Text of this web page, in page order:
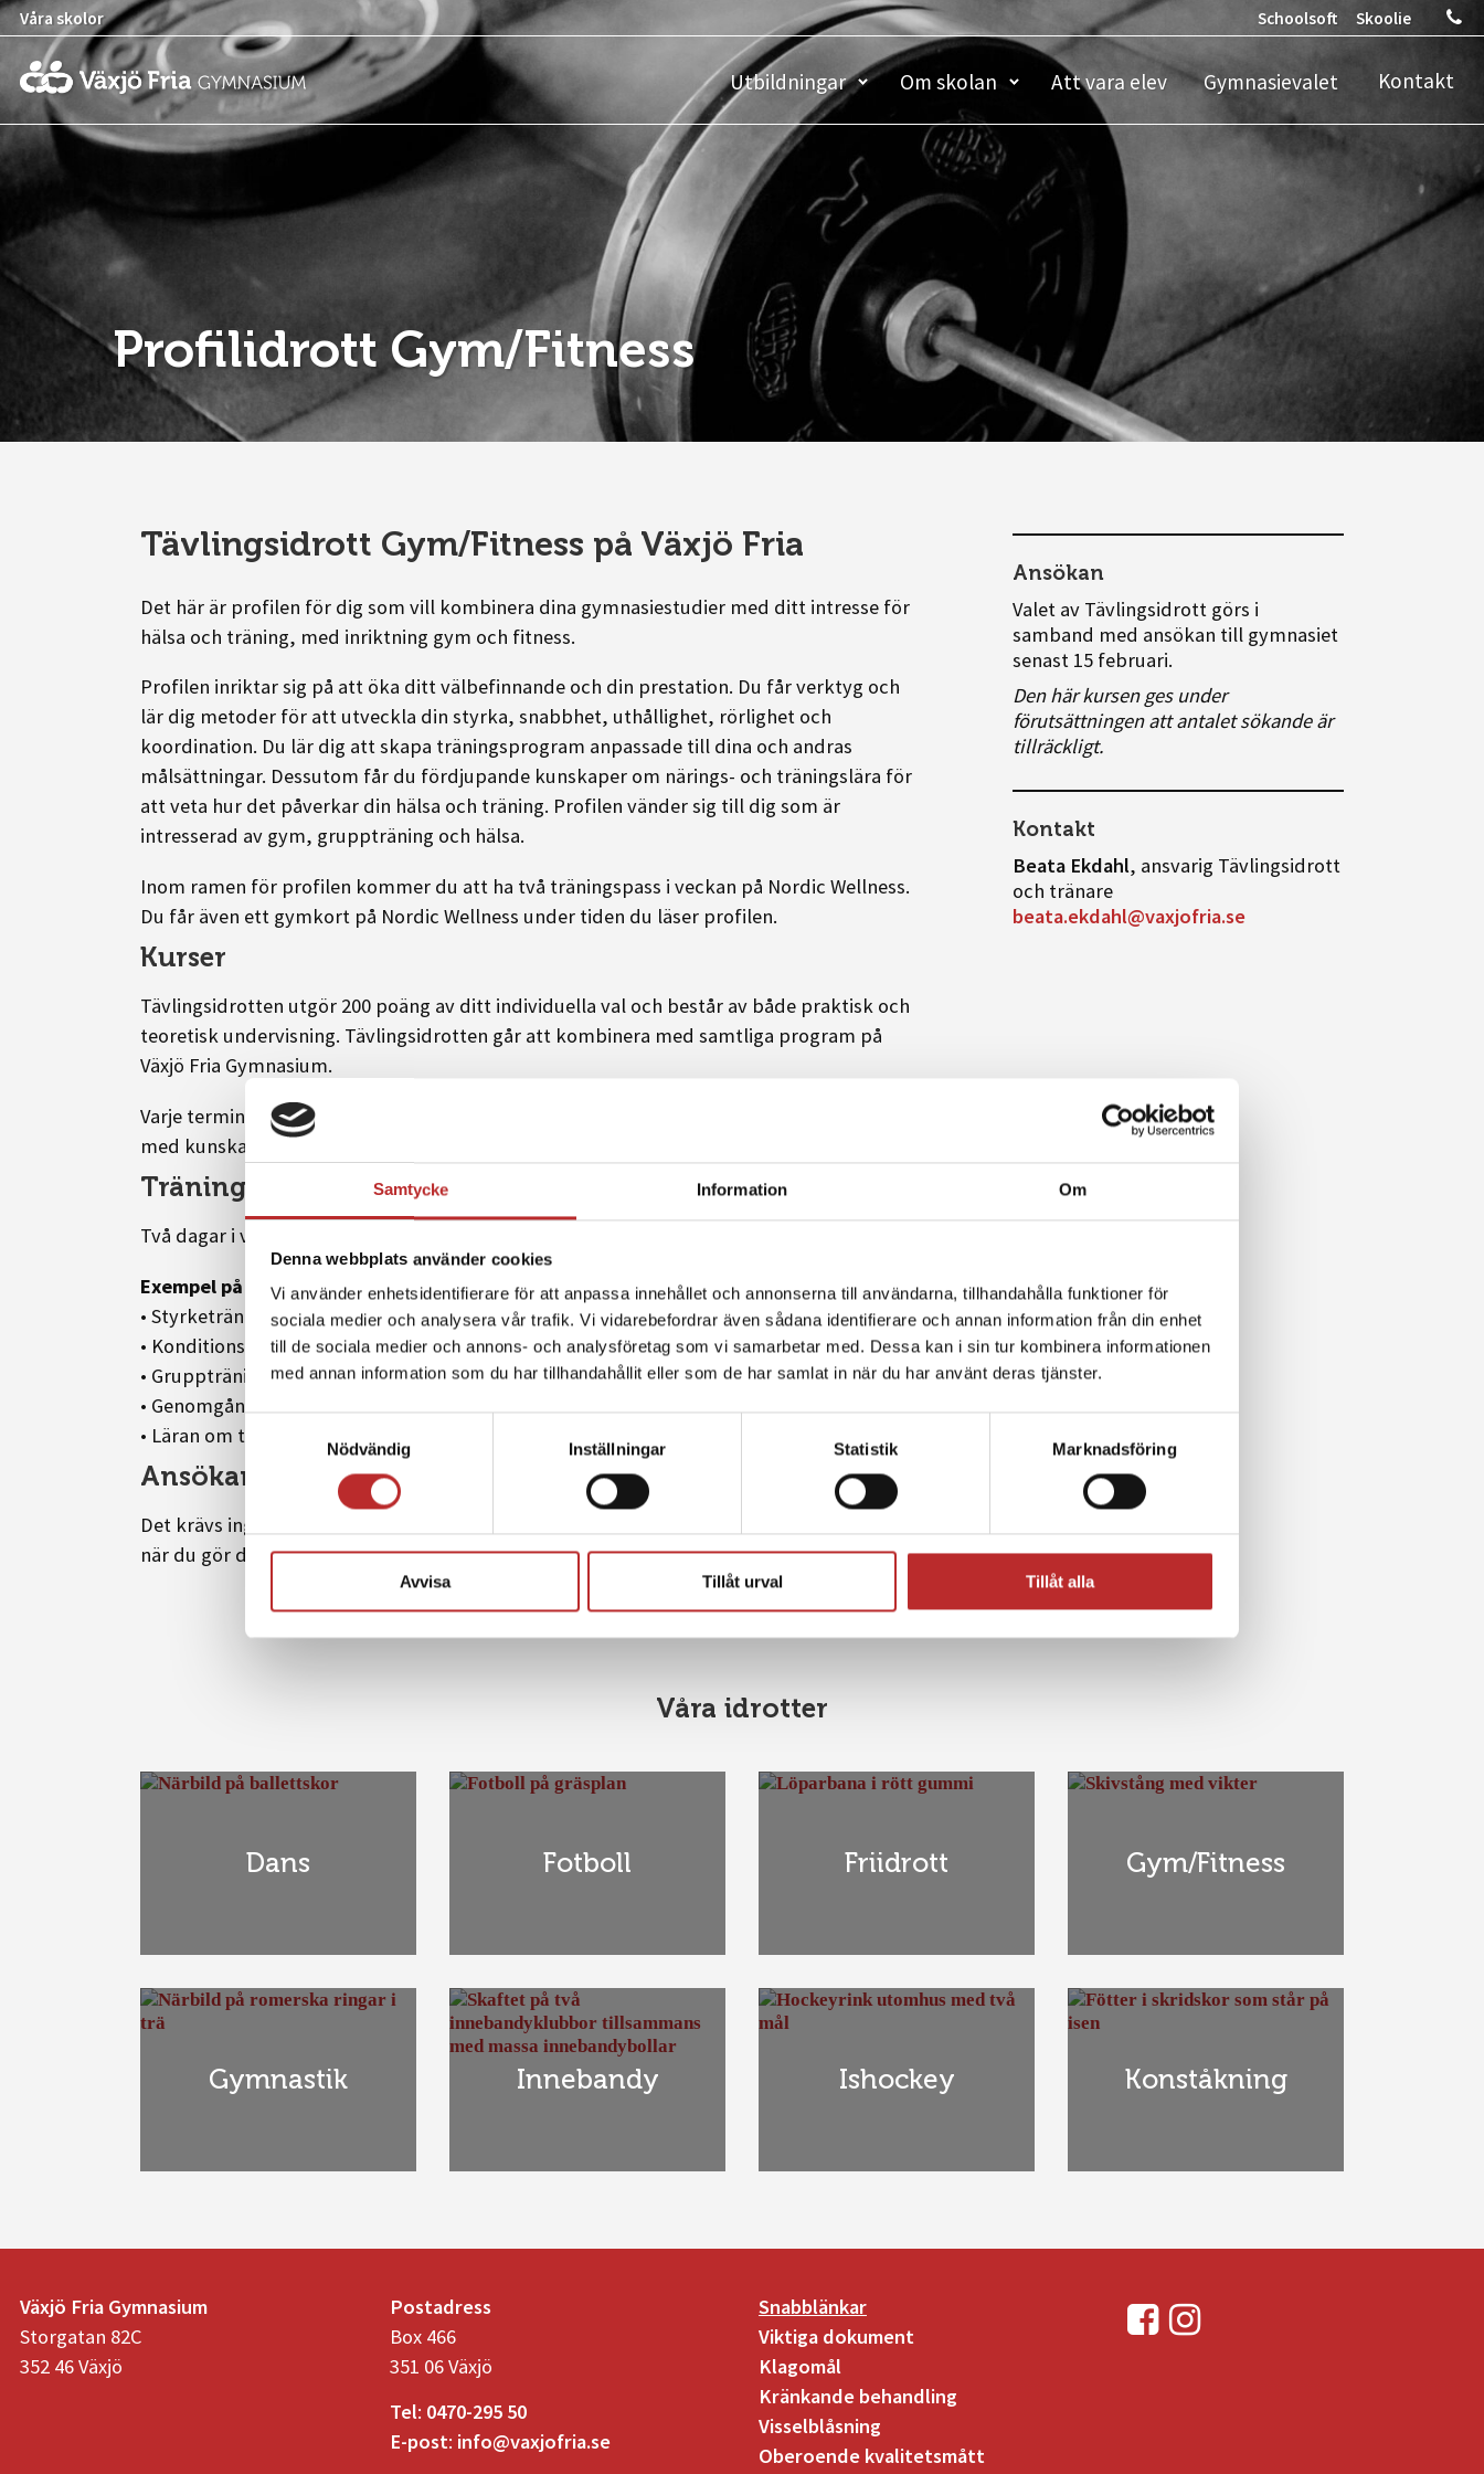
Samtycke Information Om
Denna webbplats använder cookies
Vi använder enhetsidentifierare för att anpassa innehållet och annonserna till användarna, tillhandahålla funktioner för
sociala medier och analysera vår trafik. Vi vidarebefordrar även sådana identifierare och annan information från din enhet
till de sociala medier och annons- och analysföretag som vi samarbetar med. Dessa kan i sin tur kombinera informationen
med annan information som du har tillhandahållit eller som de har samlat in när du har använt deras tjänster.
Nödvändig
Inställningar Statistik Marknadsföring
Avvisa Tillåt urval Tillåt alla
Våra skolor Schoolsoft Skoolie
Kontakt
Utbildningar Om skolan Att vara elev Gymnasievalet
Profilidrott Gym/Fitness
Tävlingsidrott Gym/Fitness på Växjö Fria
Det här är profilen för dig som vill kombinera dina gymnasiestudier med ditt intresse för
hälsa och träning, med inriktning gym och fitness.
Profilen inriktar sig på att öka ditt välbefinnande och din prestation. Du får verktyg och
lär dig metoder för att utveckla din styrka, snabbhet, uthållighet, rörlighet och
koordination. Du lär dig att skapa träningsprogram anpassade till dina och andras
målsättningar. Dessutom får du fördjupande kunskaper om närings- och träningslära för
att veta hur det påverkar din hälsa och träning. Profilen vänder sig till dig som är
intresserad av gym, gruppträning och hälsa.
Inom ramen för profilen kommer du att ha två träningspass i veckan på Nordic Wellness.
Du får även ett gymkort på Nordic Wellness under tiden du läser profilen.
Kurser
Tävlingsidrotten utgör 200 poäng av ditt individuella val och består av både praktisk och
teoretisk undervisning. Tävlingsidrotten går att kombinera med samtliga program på
Växjö Fria Gymnasium.
Varje termin innehåller två praktiska och ett teoretiskt moment för att ge dig maximalt
med kunskap.
Träning
Två dagar i veckan kommer du ha undervisning på Nordic Wellness Växjö Arena.
Exempel på aktiviteter är:
• Styrketräning
• Konditionsträning
• Gruppträning
• Genomgång med personlig tränare
• Läran om träning- och kostupplägg
Ansökan
Det krävs ingen särskild ansökan, utan du väljer till Tävlingsidrotten som individuellt val
när du gör din gymnasieansökansenast 15 februari .
Ansökan
Valet av Tävlingsidrott görs i
samband med ansökan till gymnasiet
senast 15 februari.
Den här kursen ges under
förutsättningen att antalet sökande är
tillräckligt.
Kontakt
Beata Ekdahl, ansvarig Tävlingsidrott
och tränare
beata.ekdahl@vaxjofria.se
Våra idrotter
Dans Fotboll Friidrott Gym/Fitness
Gymnastik Innebandy Ishockey Konståkning
Växjö Fria Gymnasium
Storgatan 82C
352 46 Växjö
Postadress
Box 466
351 06 Växjö
Tel: 0470-295 50
E-post: info@vaxjofria.se
Snabblänkar
Viktiga dokument
Klagomål
Kränkande behandling
Visselblåsning
Oberoende kvalitetsmått